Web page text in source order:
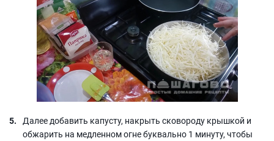
Далее добавить капусту, накрыть сковороду крышкой и
обжарить на медленном огне буквально 1 минуту, чтобы